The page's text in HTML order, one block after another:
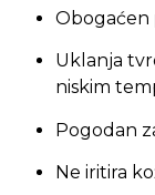
Obogaćen
Uklanja
niskim
Pogodan
Ne iritira